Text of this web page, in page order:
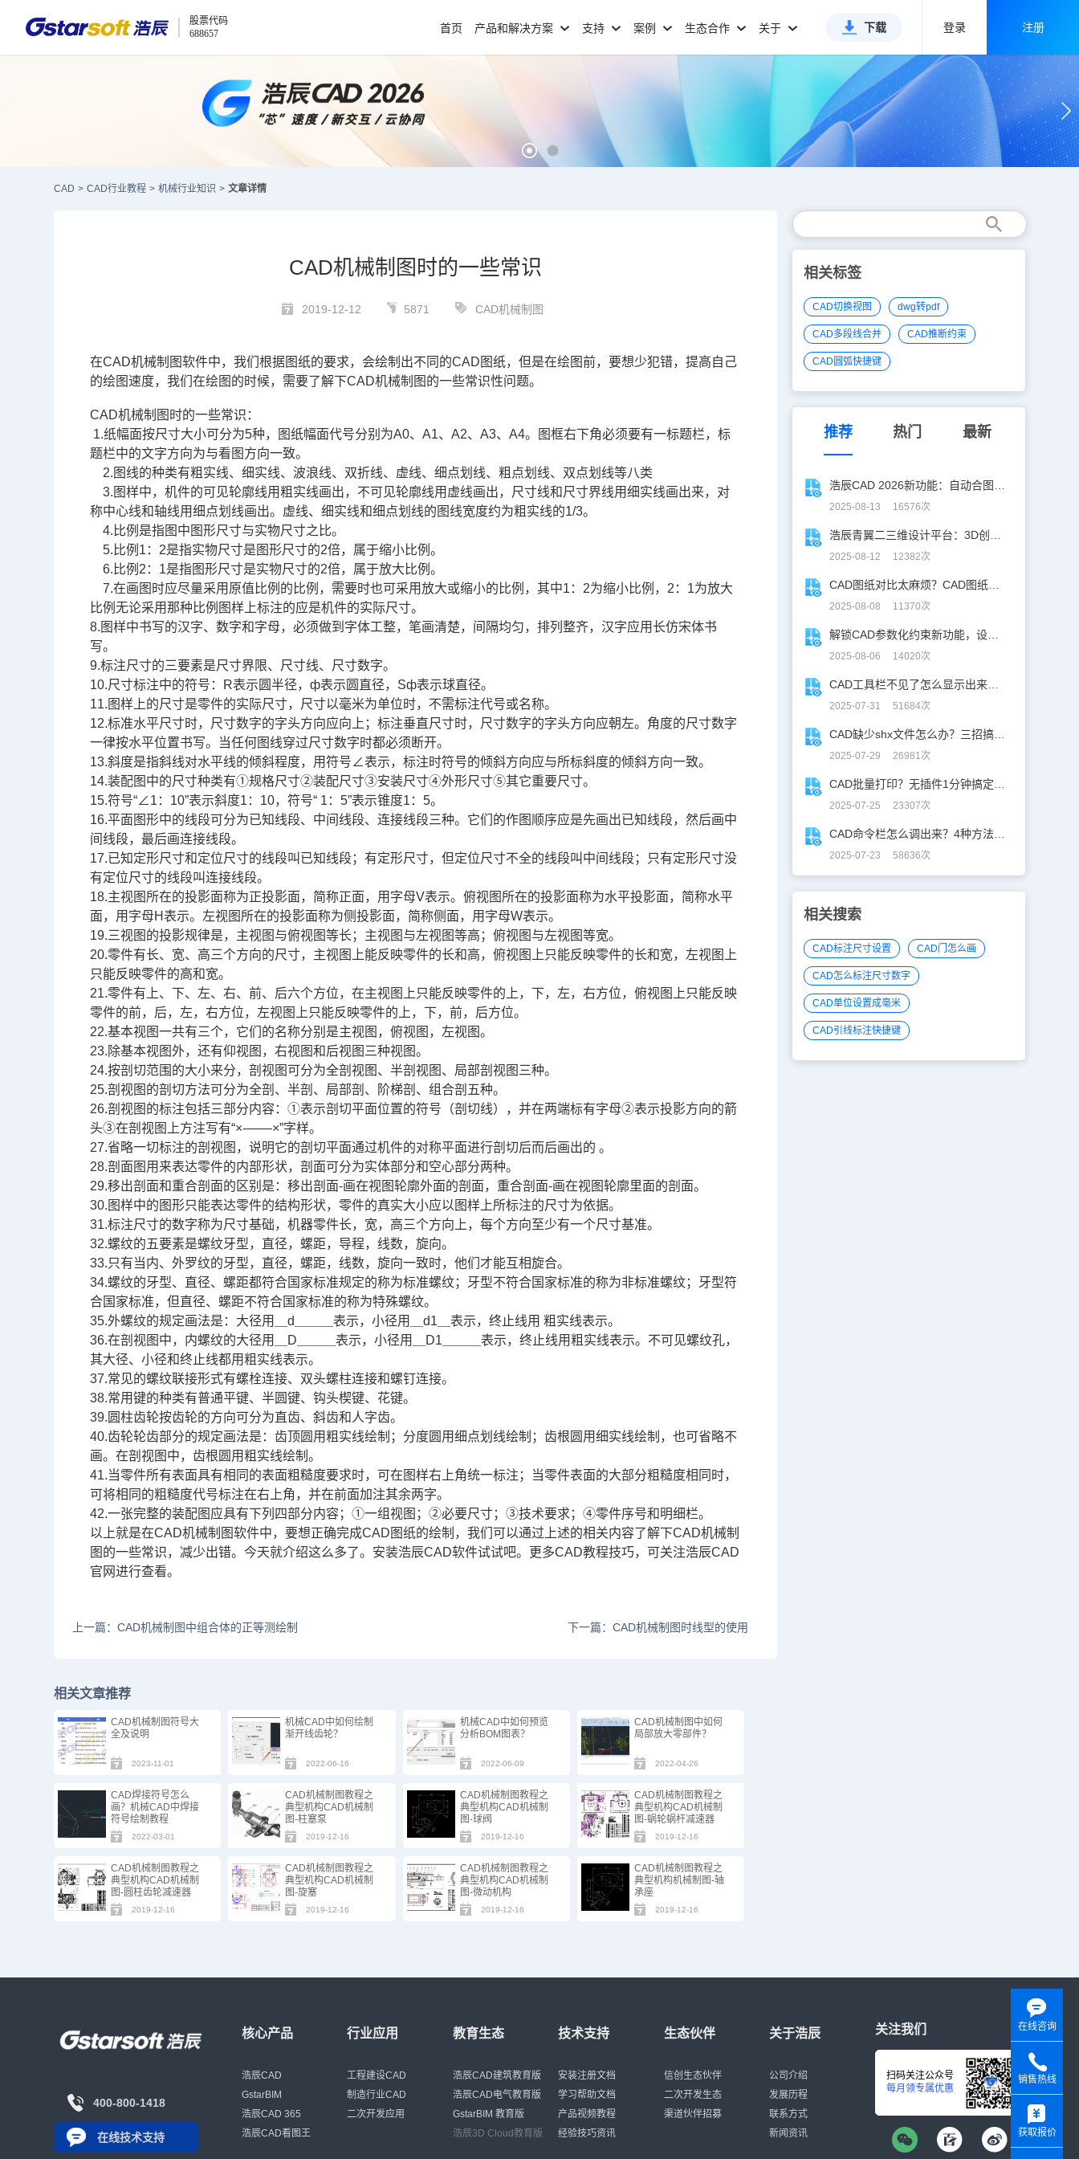
股票代码
688657
首页 产品和解决方案 支持 案例 生态合作 关于 下载 登录 注册
CAD > CAD行业教程 > 机械行业知识 > 文章详情
CAD机械制图时的一些常识
2019-12-12 5871 CAD机械制图
在CAD机械制图软件中，我们根据图纸的要求，会绘制出不同的CAD图纸，但是在绘图前，要想少犯错，提高自己
的绘图速度，我们在绘图的时候，需要了解下CAD机械制图的一些常识性问题。
CAD机械制图 时的一些常识：
1.纸幅面按尺寸大小可分为5种，图纸幅面代号分别为A0、A1、A2、A3、A4。图框右下角必须要有一标题栏，标
题栏中的文字方向为与看图方向一致。
2.图线的种类有粗实线、细实线、波浪线、双折线、虚线、细点划线、粗点划线、双点划线等八类
3.图样中，机件的可见轮廓线用粗实线画出，不可见轮廓线用虚线画出，尺寸线和尺寸界线用细实线画出来，对
称中心线和轴线用细点划线画出。虚线、细实线和细点划线的图线宽度约为粗实线的1/3。
4.比例是指图中图形尺寸与实物尺寸之比。
5.比例1：2是指实物尺寸是图形尺寸的2倍，属于缩小比例。
6.比例2：1是指图形尺寸是实物尺寸的2倍，属于放大比例。
7.在画图时应尽量采用原值比例的比例，需要时也可采用放大或缩小的比例，其中1：2为缩小比例，2：1为放大
比例无论采用那种比例图样上标注的应是机件的实际尺寸。
8.图样中书写的汉字、数字和字母，必须做到字体工整，笔画清楚，间隔均匀，排列整齐，汉字应用长仿宋体书
写。
9.标注尺寸的三要素是尺寸界限、尺寸线、尺寸数字。
10.尺寸标注中的符号：R表示圆半径，ф表示圆直径，Sф表示球直径。
11.图样上的尺寸是零件的实际尺寸，尺寸以毫米为单位时，不需标注代号或名称。
12.标准水平尺寸时，尺寸数字的字头方向应向上；标注垂直尺寸时，尺寸数字的字头方向应朝左。角度的尺寸数字
一律按水平位置书写。当任何图线穿过尺寸数字时都必须断开。
13.斜度是指斜线对水平线的倾斜程度，用符号∠表示，标注时符号的倾斜方向应与所标斜度的倾斜方向一致。
14.装配图中的尺寸种类有①规格尺寸②装配尺寸③安装尺寸④外形尺寸⑤其它重要尺寸。
15.符号“∠1：10”表示斜度1：10，符号“ 1：5”表示锥度1：5。
16.平面图形中的线段可分为已知线段、中间线段、连接线段三种。它们的作图顺序应是先画出已知线段，然后画中
间线段，最后画连接线段。
17.已知定形尺寸和定位尺寸的线段叫已知线段；有定形尺寸，但定位尺寸不全的线段叫中间线段；只有定形尺寸没
有定位尺寸的线段叫连接线段。
18.主视图所在的投影面称为正投影面，简称正面，用字母V表示。俯视图所在的投影面称为水平投影面，简称水平
面，用字母H表示。左视图所在的投影面称为侧投影面，简称侧面，用字母W表示。
19.三视图的投影规律是，主视图与俯视图等长；主视图与左视图等高；俯视图与左视图等宽。
20.零件有长、宽、高三个方向的尺寸，主视图上能反映零件的长和高，俯视图上只能反映零件的长和宽，左视图上
只能反映零件的高和宽。
21.零件有上、下、左、右、前、后六个方位，在主视图上只能反映零件的上，下，左，右方位，俯视图上只能反映
零件的前，后，左，右方位，左视图上只能反映零件的上，下，前，后方位。
22.基本视图一共有三个，它们的名称分别是主视图，俯视图，左视图。
23.除基本视图外，还有仰视图，右视图和后视图三种视图。
24.按剖切范围的大小来分，剖视图可分为全剖视图、半剖视图、局部剖视图三种。
25.剖视图的剖切方法可分为全剖、半剖、局部剖、阶梯剖、组合剖五种。
26.剖视图的标注包括三部分内容：①表示剖切平面位置的符号（剖切线），并在两端标有字母②表示投影方向的箭
头③在剖视图上方注写有“×-——×”字样。
27.省略一切标注的剖视图，说明它的剖切平面通过机件的对称平面进行剖切后而后画出的 。
28.剖面图用来表达零件的内部形状，剖面可分为实体部分和空心部分两种。
29.移出剖面和重合剖面的区别是：移出剖面-画在视图轮廓外面的剖面，重合剖面-画在视图轮廓里面的剖面。
30.图样中的图形只能表达零件的结构形状，零件的真实大小应以图样上所标注的尺寸为依据。
31.标注尺寸的数字称为尺寸基础，机器零件长，宽，高三个方向上，每个方向至少有一个尺寸基准。
32.螺纹的五要素是螺纹牙型，直径，螺距，导程，线数，旋向。
33.只有当内、外罗纹的牙型，直径，螺距，线数，旋向一致时，他们才能互相旋合。
34.螺纹的牙型、直径、螺距都符合国家标准规定的称为标准螺纹；牙型不符合国家标准的称为非标准螺纹；牙型符
合国家标准，但直径、螺距不符合国家标准的称为特殊螺纹。
35.外螺纹的规定画法是：大径用＿d＿＿＿表示，小径用＿d1＿表示，终止线用 粗实线表示。
36.在剖视图中，内螺纹的大径用＿D＿＿＿表示，小径用＿D1＿＿＿表示，终止线用粗实线表示。不可见螺纹孔，
其大径、小径和终止线都用粗实线表示。
37.常见的螺纹联接形式有螺栓连接、双头螺柱连接和螺钉连接。
38.常用键的种类有普通平键、半圆键、钩头楔键、花键。
39.圆柱齿轮按齿轮的方向可分为直齿、斜齿和人字齿。
40.齿轮轮齿部分的规定画法是：齿顶圆用粗实线绘制；分度圆用细点划线绘制；齿根圆用细实线绘制，也可省略不
画。在剖视图中，齿根圆用粗实线绘制。
41.当零件所有表面具有相同的表面粗糙度要求时，可在图样右上角统一标注；当零件表面的大部分粗糙度相同时，
可将相同的粗糙度代号标注在右上角，并在前面加注其余两字。
42.一张完整的装配图应具有下列四部分内容；①一组视图；②必要尺寸；③技术要求；④零件序号和明细栏。
以上就是在CAD机械制图软件中，要想正确完成CAD图纸的绘制，我们可以通过上述的相关内容了解下CAD机械制
图的一些常识，减少出错。今天就介绍这么多了。安装浩辰CAD软件试试吧。更多CAD教程技巧，可关注浩辰CAD
官网进行查看。
上一篇：CAD机械制图中组合体的正等测绘制 下一篇：CAD机械制图时线型的使用
相关文章推荐
CAD机械制图符号大
全及说明
2023-11-01
机械CAD中如何绘制
渐开线齿轮？
2022-06-16
机械CAD中如何预览
分析BOM图表？
2022-06-09
CAD机械制图中如何
局部放大零部件？
2022-04-26
CAD焊接符号怎么
画？机械CAD中焊接
符号绘制教程
2022-03-01
CAD机械制图教程之
典型机构CAD机械制
图-柱塞泵
2019-12-16
CAD机械制图教程之
典型机构CAD机械制
图-球阀
2019-12-16
CAD机械制图教程之
典型机构CAD机械制
图-蜗轮蜗杆减速器
2019-12-16
CAD机械制图教程之
典型机构CAD机械制
图-圆柱齿轮减速器
2019-12-16
CAD机械制图教程之
典型机构CAD机械制
图-旋塞
2019-12-16
CAD机械制图教程之
典型机构CAD机械制
图-微动机构
2019-12-16
CAD机械制图教程之
典型机构机械制图-轴
承座
2019-12-16
相关标签
CAD切换视图 dwg转pdf
CAD多段线合并 CAD推断约束
CAD圆弧快捷键
推荐 热门 最新
2025-08-13 16576次
2025-08-12 12382次
2025-08-08 11370次
2025-08-06 14020次
2025-07-31 51684次
2025-07-29 26981次
2025-07-25 23307次
2025-07-23 58636次
相关搜索
CAD标注尺寸设置 CAD门怎么画
CAD怎么标注尺寸数字
CAD单位设置成毫米
CAD引线标注快捷键
400-800-1418
在线技术支持
核心产品
浩辰CAD
GstarBIM
浩辰CAD 365
浩辰CAD看图王
行业应用
工程建设CAD
制造行业CAD
二次开发应用
教育生态
浩辰CAD建筑教育版
浩辰CAD电气教育版
GstarBIM 教育版
浩辰3D Cloud教育版
技术支持
安装注册文档
学习帮助文档
产品视频教程
经验技巧资讯
生态伙伴
信创生态伙伴
二次开发生态
渠道伙伴招募
关于浩辰
公司介绍
发展历程
联系方式
新闻资讯
关注我们
扫码关注公众号
每月领专属优惠
在线咨询
销售热线
获取报价